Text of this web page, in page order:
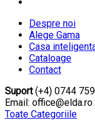
Despre noi
Alege Gama
Casa
Cataloage
Contact
Suport(+4) 0744
Email: office@elda.ro
Toate Categoriile